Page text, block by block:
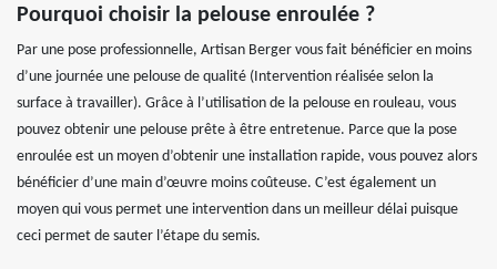
Pourquoi choisir la pelouse enroulée ?
Par une pose professionnelle, Artisan Berger vous fait bénéficier en moins
d’une journée une pelouse de qualité (Intervention réalisée selon la
surface à travailler). Grâce à l’utilisation de la pelouse en rouleau, vous
pouvez obtenir une pelouse prête à être entretenue. Parce que la pose
enroulée est un moyen d’obtenir une installation rapide, vous pouvez alors
bénéficier d’une main d’œuvre moins coûteuse. C’est également un
moyen qui vous permet une intervention dans un meilleur délai puisque
ceci permet de sauter l’étape du semis.